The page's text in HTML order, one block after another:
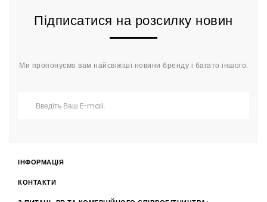
Підписатися на розсилку новин
Ми пропонуємо вам найсвіжіші новини бренду і багато іншого.
ІНФОРМАЦІЯ
КОНТАКТИ